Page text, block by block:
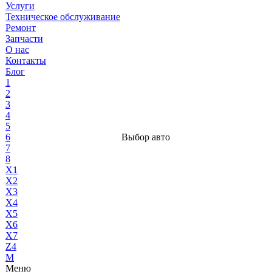
Услуги
Техническое обслуживание
Ремонт
Запчасти
О нас
Контакты
Блог
1
2
3
4
5
6
7
8
X1
X2
X3
X4
X5
X6
X7
Z4
М
Меню
Выбор авто